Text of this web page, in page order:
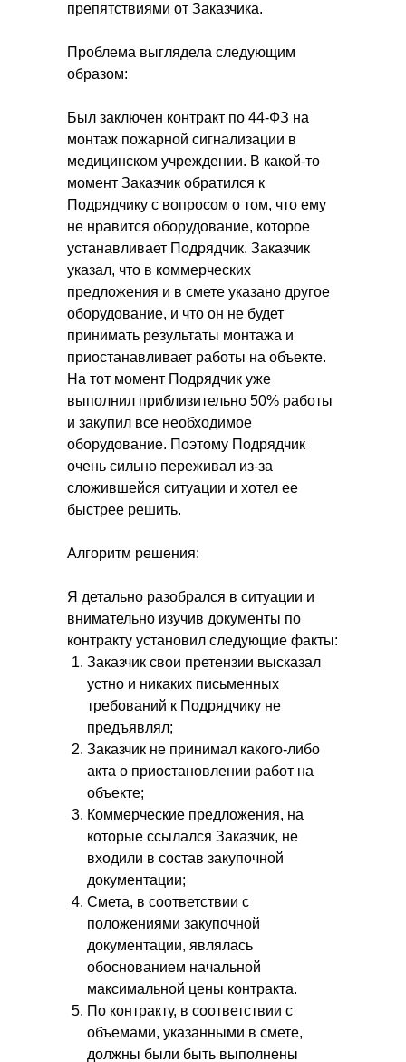
препятствиями от Заказчика.
Проблема выглядела следующим
образом:
Был заключен контракт по 44-ФЗ на
монтаж пожарной сигнализации в
медицинском учреждении. В какой-то
момент Заказчик обратился к
Подрядчику с вопросом о том, что ему
не нравится оборудование, которое
устанавливает Подрядчик. Заказчик
указал, что в коммерческих
предложения и в смете указано другое
оборудование, и что он не будет
принимать результаты монтажа и
приостанавливает работы на объекте.
На тот момент Подрядчик уже
выполнил приблизительно 50% работы
и закупил все необходимое
оборудование. Поэтому Подрядчик
очень сильно переживал из-за
сложившейся ситуации и хотел ее
быстрее решить.
Алгоритм решения:
Я детально разобрался в ситуации и
внимательно изучив документы по
контракту установил следующие факты:
Заказчик свои претензии высказал
устно и никаких письменных
требований к Подрядчику не
предъявлял;
Заказчик не принимал какого-либо
акта о приостановлении работ на
объекте;
Коммерческие предложения, на
которые ссылался Заказчик, не
входили в состав закупочной
документации;
Смета, в соответствии с
положениями закупочной
документации, являлась
обоснованием начальной
максимальной цены контракта.
По контракту, в соответствии с
объемами, указанными в смете,
должны были быть выполнены